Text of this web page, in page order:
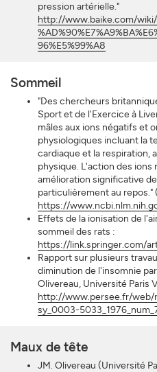
pression artérielle."
http://www.baike.com/wiki/
96%E5%99%A8
Sommeil
"Des chercheurs
Sport et de l'Exercice à
mâles aux ions négatifs et
physiologiques incluant la
cardiaque et la respiration,
physique. L'action des
amélioration significative
particulièrement au repos."
https://
Effets de la ionisation de
sommeil des rats :
https://link.springer.com/
Rapport sur plusieurs
diminution de l'insomnie
Olivereau, Université Paris
http://www.persee.fr/
sy_0003-
Maux de tête
JM. Olivereau (Université